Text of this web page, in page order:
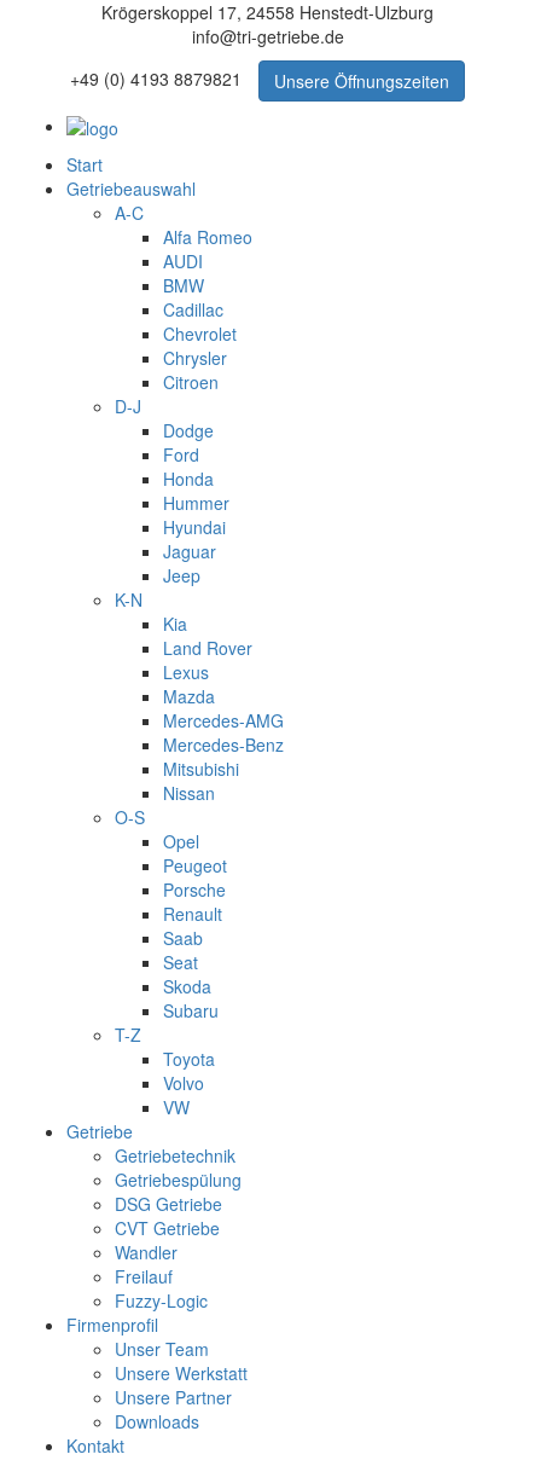
Krögerskoppel 17, 24558 Henstedt-Ulzburg
info@tri-getriebe.de
+49 (0) 4193 8879821
Unsere Öffnungszeiten
Start
Getriebeauswahl
A-C
Alfa Romeo
AUDI
BMW
Cadillac
Chevrolet
Chrysler
Citroen
D-J
Dodge
Ford
Honda
Hummer
Hyundai
Jaguar
Jeep
K-N
Kia
Land Rover
Lexus
Mazda
Mercedes-AMG
Mercedes-Benz
Mitsubishi
Nissan
O-S
Opel
Peugeot
Porsche
Renault
Saab
Seat
Skoda
Subaru
T-Z
Toyota
Volvo
VW
Getriebe
Getriebetechnik
Getriebespülung
DSG Getriebe
CVT Getriebe
Wandler
Freilauf
Fuzzy-Logic
Firmenprofil
Unser Team
Unsere Werkstatt
Unsere Partner
Downloads
Kontakt